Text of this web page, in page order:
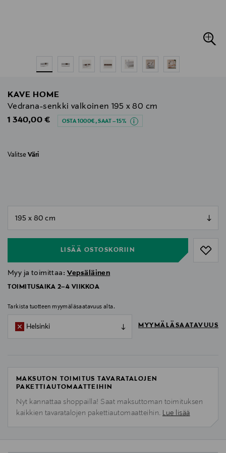
KAVE HOME
Vedrana-senkki valkoinen 195 x 80 cm
Original Price
1 340,00 € OSTA 1000€, SAAT –15%
Valitse Väri
LISÄÄ OSTOSKORIIN
Myy ja toimittaa: Vepsäläinen
TOIMITUSAIKA 2–4 VIIKKOA
Tarkista tuotteen myymäläsaatavuus alta.
Helsinki MYYMÄLÄSAATAVUUS
MAKSUTON TOIMITUS TAVARATALOJEN
PAKETTIAUTOMAATTEIHIN
Nyt kannattaa shoppailla! Saat maksuttoman toimituksen
kaikkien tavaratalojen pakettiautomaatteihin. Lue lisää